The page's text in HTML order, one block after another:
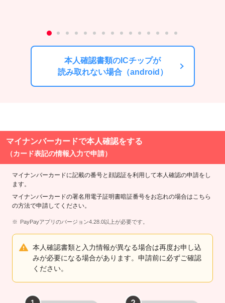
本人確認書類のICチップが
読み取れない場合（android）
マイナンバーカードで本人確認をする
（カード表記の情報入力で申請）
マイナンバーカードに記載の番号と顔認証を利用して本人確認の申請をし
ます。
マイナンバーカードの署名用電子証明書暗証番号をお忘れの場合はこちら
の方法で申請してください。
PayPayアプリのバージョン4.28.0以上が必要です。
本人確認書類と入力情報が異なる場合は再度お申し込
みが必要になる場合があります。申請前に必ずご確認
ください。